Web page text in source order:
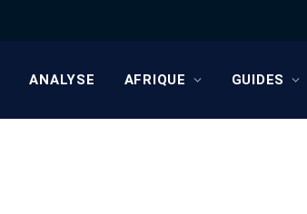
ANALYSE AFRIQUE GUIDES